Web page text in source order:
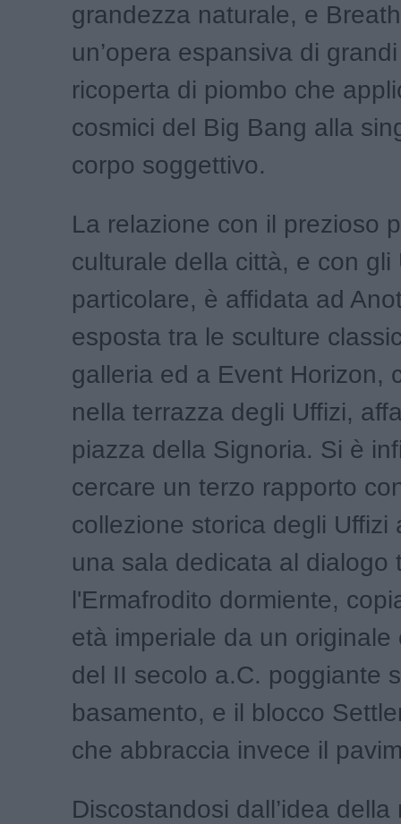
grandezza naturale, e
un’opera espansiva di
ricoperta di piombo che
cosmici del Big Bang alla
corpo soggettivo.
La relazione con il prezioso
culturale della città, e con gli
particolare, è affidata ad
esposta tra le sculture
galleria ed a Event Horizon,
nella terrazza degli Uffizi,
piazza della Signoria. Si è
cercare un terzo rapporto
collezione storica degli Uffizi
una sala dedicata al dialogo
l'Ermafrodito dormiente,
età imperiale da un originale
del II secolo a.C. poggiante
basamento, e il blocco
che abbraccia invece il
Discostandosi dall’idea